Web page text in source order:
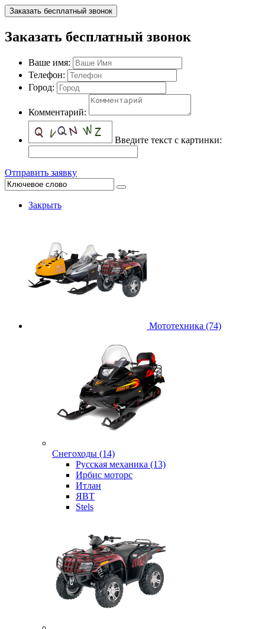
Заказать бесплатный звонок
Заказать бесплатный звонок
Ваше имя:
Телефон:
Город:
Комментарий:
Введите текст с картинки:
Отправить заявку
Закрыть
Мототехника (74)
Снегоходы (14)
Русская механика (13)
Ирбис моторс
Итлан
ЯВТ
Stels